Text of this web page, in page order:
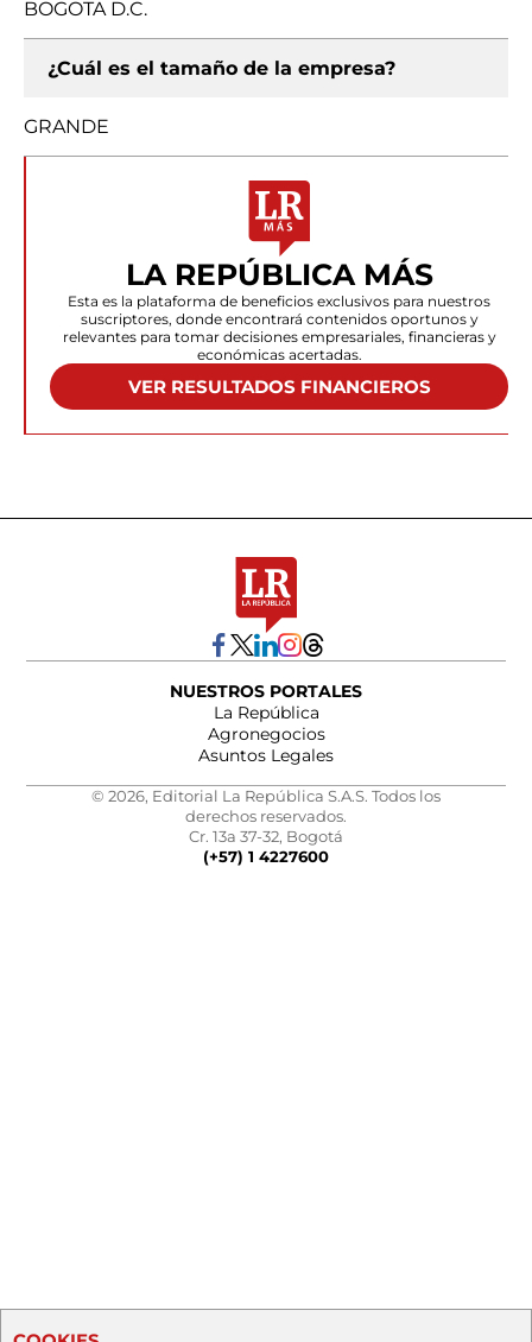
BOGOTA D.C.
¿Cuál es el tamaño de la empresa?
GRANDE
LA REPÚBLICA MÁS
Esta es la plataforma de beneficios exclusivos para nuestros
suscriptores, donde encontrará contenidos oportunos y
relevantes para tomar decisiones empresariales, financieras y
económicas acertadas.
VER RESULTADOS FINANCIEROS
NUESTROS PORTALES
La República
Agronegocios
Asuntos Legales
© 2026, Editorial La República S.A.S. Todos los
derechos reservados.
Cr. 13a 37-32, Bogotá
(+57) 1 4227600